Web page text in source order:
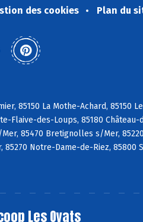
des cookies Plan du
85150 La Mothe-Achard, 85150
Flaive-des-Loups, 85180 Château-
85470 Bretignolles s/Mer,
85270 Notre-Dame-de-Riez, 85800
Les Oyats